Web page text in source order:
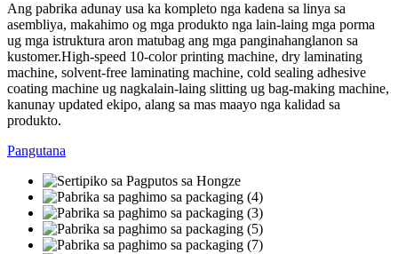
Ang pabrika adunay usa ka kompleto nga kadena sa linya sa
asembliya, makahimo og mga produkto nga lain-laing mga porma
ug mga istruktura aron matubag ang mga panginahanglanon sa
kustomer.High-speed 10-color printing machine, dry laminating
machine, solvent-free laminating machine, cold sealing adhesive
coating machine ug nagkalain-laing slitting ug bag-making machine,
kanunay updated ekipo, alang sa mas maayo nga kalidad sa
produkto.
Pangutana